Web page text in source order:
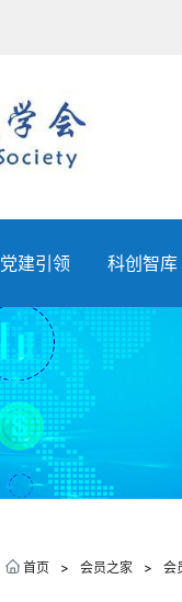
党建引领 科创智库
首页 > 会员之家 > 会